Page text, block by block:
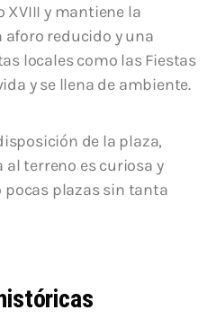
y mantiene la
reducido y una
locales como las Fiestas
y se llena de ambiente.
de la plaza,
terreno es curiosa y
plazas sin tanta